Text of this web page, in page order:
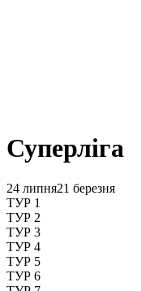
Суперліга
24 липня21 березня
ТУР 1
ТУР 2
ТУР 3
ТУР 4
ТУР 5
ТУР 6